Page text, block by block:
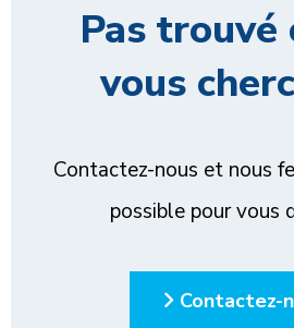
Pas trouvé
vous
Contactez-nous et nous
possible pour vous
Contactez-